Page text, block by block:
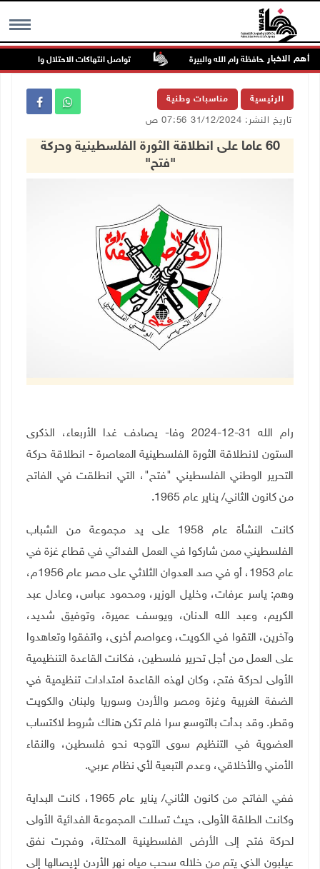
MENU أهم الاخبار تواصل انتهاكات الاحتلال والمستعمرين:
الرئيسية مناسبات وطنية
تاريخ النشر: 31/12/2024 07:56 ص
60 عاما على انطلاقة الثورة الفلسطينية وحركة
"فتح"
رام الله 31-12-2024 وفا- يصادف غدا الأربعاء، الذكرى
الستون لانطلاقة الثورة الفلسطينية المعاصرة - انطلاقة حركة
التحرير الوطني الفلسطيني "فتح"، التي انطلقت في الفاتح
من كانون الثاني/ يناير عام 1965
.
كانت النشأة عام 1958 على يد مجموعة من الشباب
الفلسطيني ممن شاركوا في العمل الفدائي في قطاع غزة في
عام 1953، أو في صد العدوان الثلاثي على مصر عام 1956م،
وهم: ياسر عرفات، وخليل الوزير، ومحمود عباس، وعادل عبد
الكريم، وعبد الله الدنان، ويوسف عميرة، وتوفيق شديد،
وآخرين، التقوا في الكويت، وعواصم أخرى، واتفقوا وتعاهدوا
على العمل من أجل تحرير فلسطين، فكانت القاعدة التنظيمية
الأولى لحركة فتح، وكان لهذه القاعدة امتدادات تنظيمية في
الضفة الغربية وغزة ومصر والأردن وسوريا ولبنان والكويت
وقطر. وقد بدأت بالتوسع سرا فلم تكن هناك شروط لاكتساب
العضوية في التنظيم سوى التوجه نحو فلسطين، والنقاء
الأمني والأخلاقي، وعدم التبعية لأي نظام عربي.
ففي الفاتح من كانون الثاني/ يناير عام 1965، كانت البداية
وكانت الطلقة الأولى، حيث تسللت المجموعة الفدائية الأولى
لحركة فتح إلى الأرض الفلسطينية المحتلة، وفجرت نفق
عيلبون الذي يتم من خلاله سحب مياه نهر الأردن لإيصالها إلى